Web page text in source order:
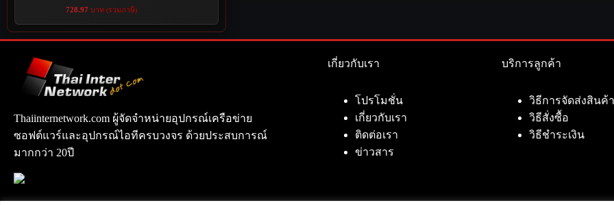
728.97 บาท (รวมภาษี)
Thaiinternetwork.com ผู้จัดจำหน่ายอุปกรณ์เครือข่าย
ซอฟต์แวร์และอุปกรณ์ไอทีครบวงจร ด้วยประสบการณ์
มากกว่า 20ปี
เกี่ยวกับเรา
โปรโมชั่น
เกี่ยวกับเรา
ติดต่อเรา
ข่าวสาร
บริการลูกค้า
วิธีการจัดส่งสินค้า
วิธีสั่งซื้อ
วิธีชำระเงิน